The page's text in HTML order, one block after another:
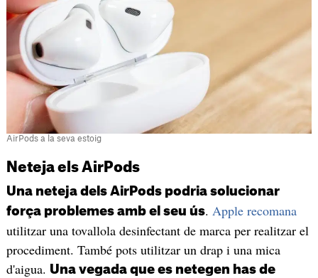
AirPods a la seva estoig
Neteja els AirPods
Una neteja dels AirPods podria solucionar
força problemes amb el seu ús. Apple recomana
utilitzar una tovallola desinfectant de marca per realitzar el
procediment. També pots utilitzar un drap i una mica
d'aigua. Una vegada que es netegen has de